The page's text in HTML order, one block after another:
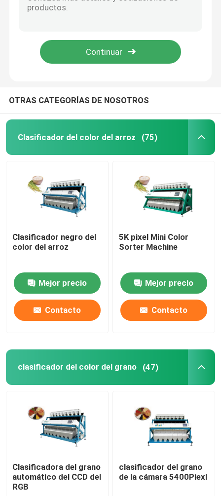
clasificador del color del anacardo
Los granos de café colorean el clasificador
clasificador del color del sésamo
Clasificador Nuts del color
clasificador plástico del color
clasificador del color del té
Clasificador del color de la correa
Clasificadora material
OTRAS CATEGORÍAS DE NOSOTROS
Clasificador del color del arroz (75)
Clasificador negro del
color del arroz
Mejor precio
Contacto
5K pixel Mini Color
Sorter Machine
Mejor precio
Contacto
clasificador del color del grano (47)
Clasificadora del grano
automático del CCD del
RGB
clasificador del grano
de la cámara 5400Piexl